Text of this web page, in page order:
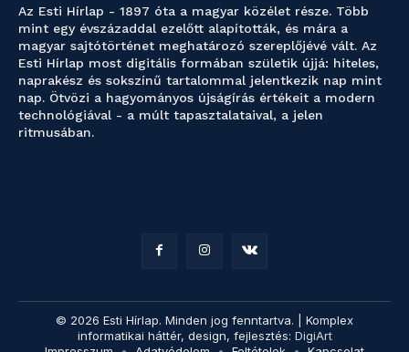
Az Esti Hírlap - 1897 óta a magyar közélet része. Több
mint egy évszázaddal ezelőtt alapították, és mára a
magyar sajtótörténet meghatározó szereplőjévé vált. Az
Esti Hírlap most digitális formában születik újjá: hiteles,
naprakész és sokszínű tartalommal jelentkezik nap mint
nap. Ötvözi a hagyományos újságírás értékeit a modern
technológiával - a múlt tapasztalataival, a jelen
ritmusában.
© 2026 Esti Hírlap. Minden jog fenntartva. | Komplex
informatikai háttér, design, fejlesztés: DigiArt